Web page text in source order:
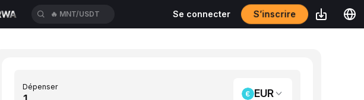
🔥 MNT/USDT Se connecter S’inscrire
Dépenser
EUR